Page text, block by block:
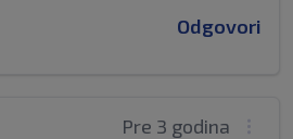
Odgovori
Pre 3 godina